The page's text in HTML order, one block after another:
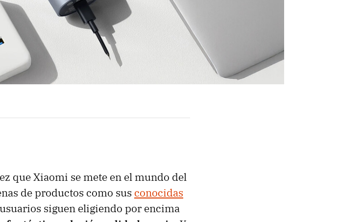
que Xiaomi se mete en el mundo del
de productos como sus conocidas
siguen eligiendo por encima